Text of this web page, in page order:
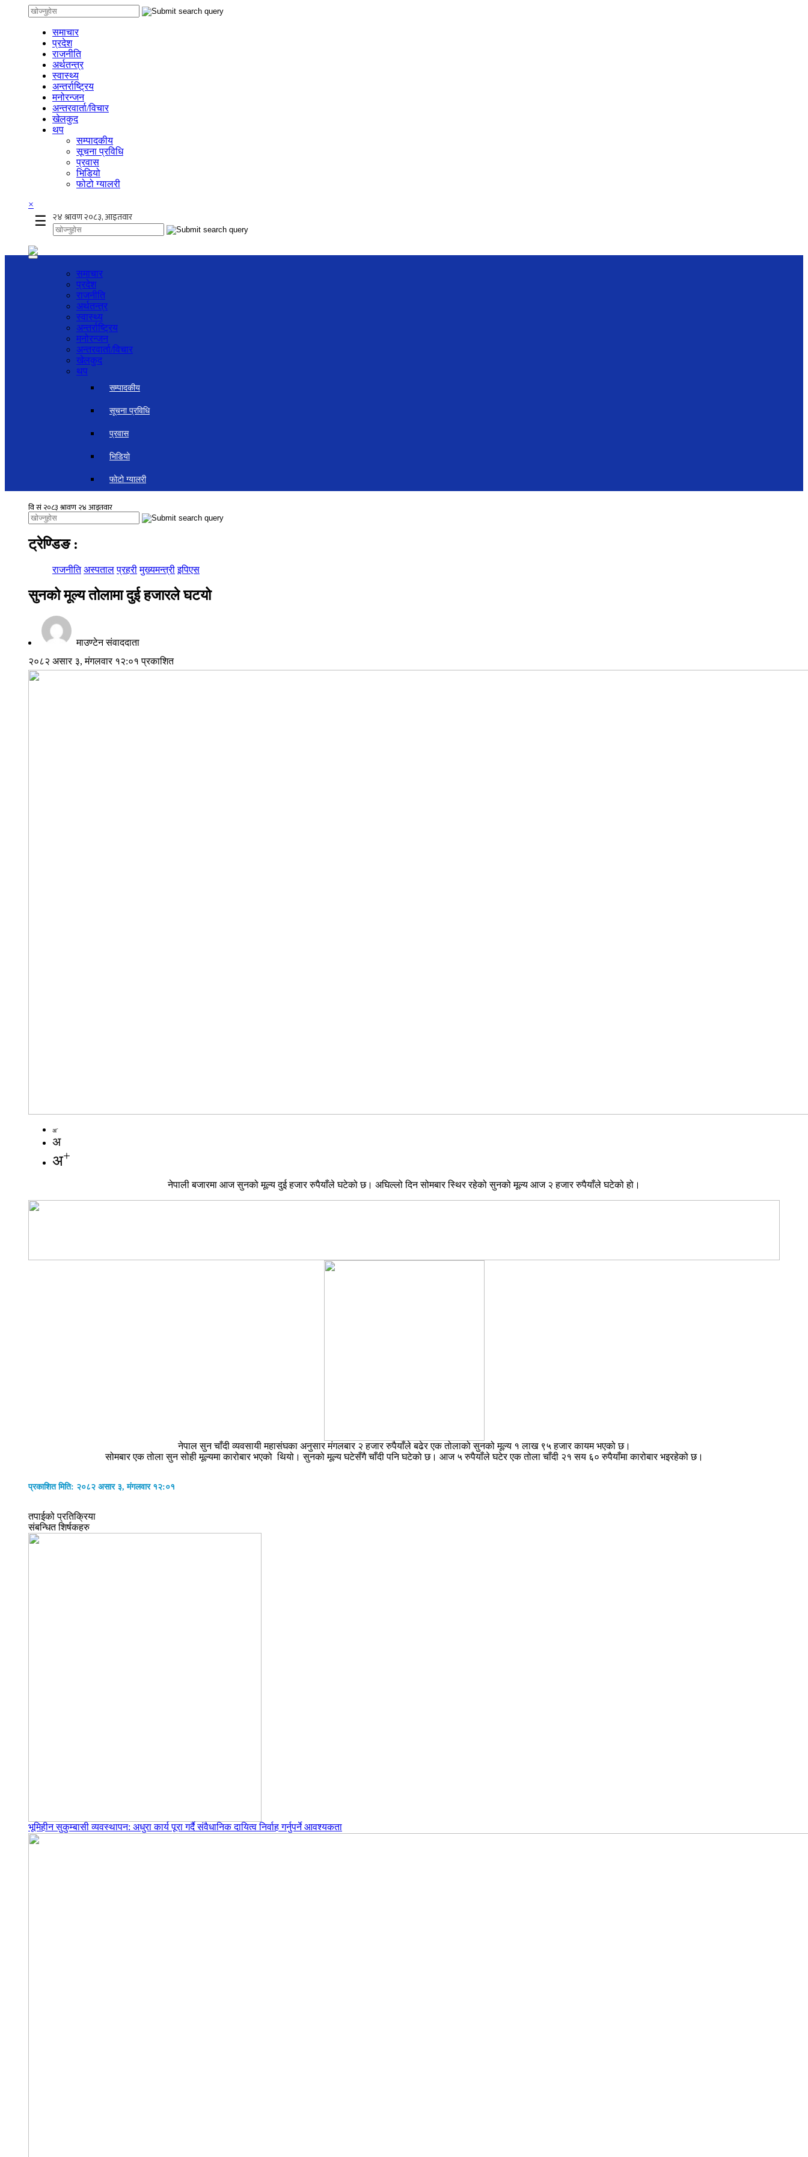
समाचार
प्रदेश
राजनीति
अर्थतन्त्र
स्वास्थ्य
अन्तर्राष्ट्रिय
मनोरन्जन
अन्तरवार्ता/विचार
खेलकुद
थप
सम्पादकीय
सूचना प्रविधि
प्रवास
भिडियो
फोटो ग्यालरी
×
☰
समाचार
प्रदेश
राजनीति
अर्थतन्त्र
स्वास्थ्य
अन्तर्राष्ट्रिय
मनोरन्जन
अन्तरवार्ता/विचार
खेलकुद
थप
सम्पादकीय
सूचना प्रविधि
प्रवास
भिडियो
फोटो ग्यालरी
ट्रेण्डिङ :
राजनीति अस्पताल प्रहरी मुख्यमन्त्री इपिएस
सुनको मूल्य तोलामा दुई हजारले घटयो
माउण्टेन संवाददाता
२०८२ असार ३, मंगलवार १२:०१ प्रकाशित
अ-
अ
अ+
नेपाली बजारमा आज सुनको मूल्य दुई हजार रुपैयाँले घटेको छ। अघिल्लो दिन सोमबार स्थिर रहेको सुनको मूल्य आज २ हजार रुपैयाँले घटेको हो।
नेपाल सुन चाँदी व्यवसायी महासंघका अनुसार मंगलबार २ हजार रुपैयाँले बढेर एक तोलाको सुनको मूल्य १ लाख ९५ हजार कायम भएको छ।
सोमबार एक तोला सुन सोही मूल्यमा कारोबार भएको थियो। सुनको मूल्य घटेसँगै चाँदी पनि घटेको छ। आज ५ रुपैयाँले घटेर एक तोला चाँदी २१ सय ६० रुपैयाँमा कारोबार भइरहेको छ।
प्रकाशित मिति: २०८२ असार ३, मंगलवार १२:०१
तपाईको प्रतिक्रिया
संबन्धित शिर्षकहरु
भूमिहीन सुकुम्बासी व्यवस्थापन: अधुरा कार्य पूरा गर्दै संवैधानिक दायित्व निर्वाह गर्नुपर्ने आवश्यकता